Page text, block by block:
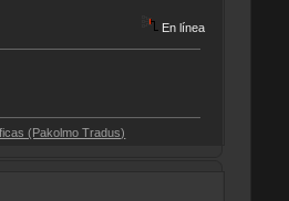
En línea
Tradus)